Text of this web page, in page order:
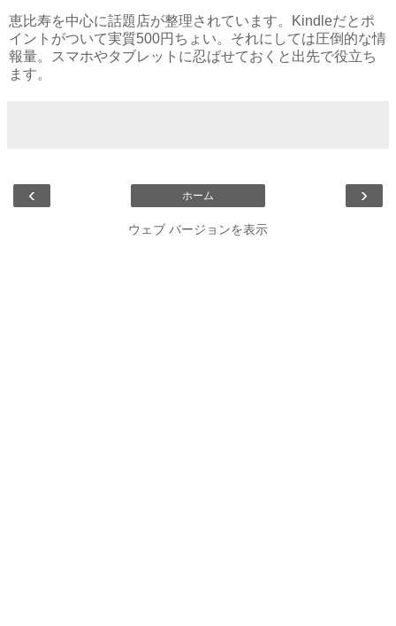
恵比寿を中心に話題店が整理されています。Kindleだとポ
イントがついて実質500円ちょい。それにしては圧倒的な情
報量。スマホやタブレットに忍ばせておくと出先で役立ち
ます。
‹ ›
ホーム
ウェブ バージョンを表示